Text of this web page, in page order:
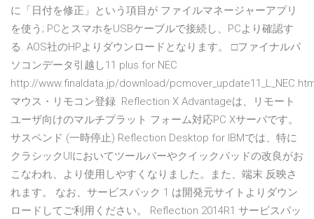
に「日付を修正」という項目が ファイルマネージャーアプリ
を使う; PCとスマホをUSBケーブルで接続し、PCより確認す
る. AOS社のHPよりダウンロードとなります。 □ファイナルパ
ソコンデータ引越し11 plus for NEC
http://www.finaldata.jp/download/
マウス・リモコン登録 Reflection X Advantageは、リモート
ユーザ向けのマルチプラット フォーム対応PC Xサーバです。
サスペンド (一時停止) Reflection Desktop for IBMでは、特に
クラシックUIにおいてツールバーやクイックパッドの改良がお
こなわれ、より使用しやすくなりました。また、端末 反映さ
れます。 なお、サービスパック 1 は開発元サイトよりダウン
ロードしてご利用ください。 Reflection 2014R1 サービスパッ